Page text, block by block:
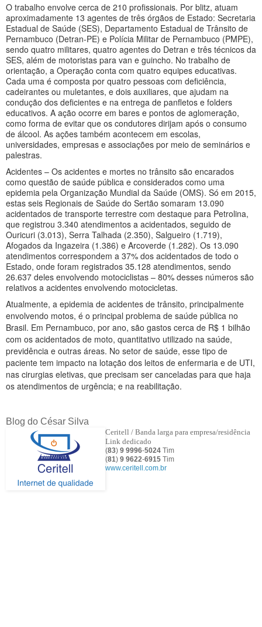
O trabalho envolve cerca de 210 profissionais. Por blitz, atuam
aproximadamente 13 agentes de três órgãos de Estado: Secretaria
Estadual de Saúde (SES), Departamento Estadual de Trânsito de
Pernambuco (Detran-PE) e Polícia Militar de Pernambuco (PMPE),
sendo quatro militares, quatro agentes do Detran e três técnicos da
SES, além de motoristas para van e guincho. No trabalho de
orientação, a Operação conta com quatro equipes educativas.
Cada uma é composta por quatro pessoas com deficiência,
cadeirantes ou muletantes, e dois auxiliares, que ajudam na
condução dos deficientes e na entrega de panfletos e folders
educativos. A ação ocorre em bares e pontos de aglomeração,
como forma de evitar que os condutores dirijam após o consumo
de álcool. As ações também acontecem em escolas,
universidades, empresas e associações por meio de seminários e
palestras.
Acidentes – Os acidentes e mortes no trânsito são encarados
como questão de saúde pública e considerados como uma
epidemia pela Organização Mundial da Saúde (OMS). Só em 2015,
estas seis Regionais de Saúde do Sertão somaram 13.090
acidentados de transporte terrestre com destaque para Petrolina,
que registrou 3.340 atendimentos a acidentados, seguido de
Ouricuri (3.013), Serra Talhada (2.350), Salgueiro (1.719),
Afogados da Ingazeira (1.386) e Arcoverde (1.282). Os 13.090
atendimentos correspondem a 37% dos acidentados de todo o
Estado, onde foram registrados 35.128 atendimentos, sendo
26.637 deles envolvendo motociclistas – 80% desses números são
relativos a acidentes envolvendo motocicletas.
Atualmente, a epidemia de acidentes de trânsito, principalmente
envolvendo motos, é o principal problema de saúde pública no
Brasil. Em Pernambuco, por ano, são gastos cerca de R$ 1 bilhão
com os acidentados de moto, quantitativo utilizado na saúde,
previdência e outras áreas. No setor de saúde, esse tipo de
paciente tem impacto na lotação dos leitos de enfermaria e de UTI,
nas cirurgias eletivas, que precisam ser canceladas para que haja
os atendimentos de urgência; e na reabilitação.
Blog do César Silva
Ceritell / Banda larga para empresa/residência
Link dedicado
(83) 9 9996-5024 Tim
(81) 9 9622-6915 Tim
www.ceritell.com.br